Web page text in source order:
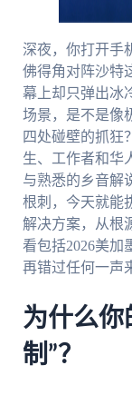
深夜，你打开手
佛得角对阵沙特
幕上却只弹出冰
场景，是不是像
四处碰壁的抓狂
生、工作者和华
与熟悉的乡音解
根刺，今天就能
解决方案，从根
看包括2026美加
再错过任何一声
为什么你
制”？